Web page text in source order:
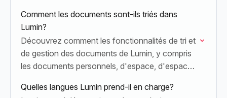
Comment les documents sont-ils triés dans
Lumin?
Découvrez comment les fonctionnalités de tri et
de gestion des documents de Lumin, y compris
les documents personnels, d'espace, d'espace
fichiers…
Quelles langues Lumin prend-il en charge?